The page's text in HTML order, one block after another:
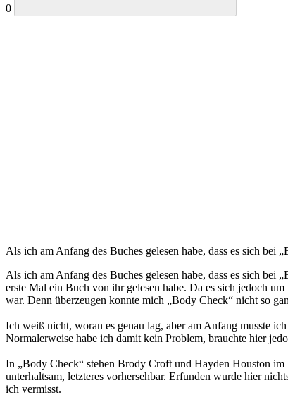
0
Als ich am Anfang des Buches gelesen habe, dass es sich
Als ich am Anfang des Buches gelesen habe, dass es sich
erste Mal ein Buch von ihr gelesen habe. Da es sich jedoch
war. Denn überzeugen konnte mich „Body Check“ nicht so
Ich weiß nicht, woran es genau lag, aber am Anfang musste
Normalerweise habe ich damit kein Problem, brauchte hier
In „Body Check“ stehen Brody Croft und Hayden Houston
unterhaltsam, letzteres vorhersehbar. Erfunden wurde hier
ich vermisst.